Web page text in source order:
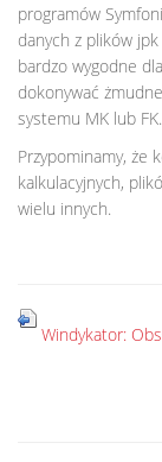
programów
danych z plików
bardzo wygodne
dokonywać
systemu MK lub FK.
Przypominamy, że
kalkulacyjnych,
wielu innych.
Windykator: